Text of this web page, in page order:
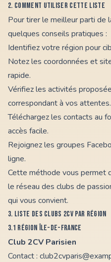
2. Comment utiliser cette liste
Pour tirer le meilleur parti de
quelques conseils pratiques :
Identifiez votre région pour
Notez les coordonnées et
rapide.
Vérifiez les activités
correspondant à vos attentes.
Téléchargez les contacts au
accès facile.
Rejoignez les groupes
ligne.
Cette méthode vous permet
le réseau des clubs de
qui vous convient.
3. Liste des clubs 2CV par région
3.1 Région Île-de-France
Club 2CV Parisien
Contact :